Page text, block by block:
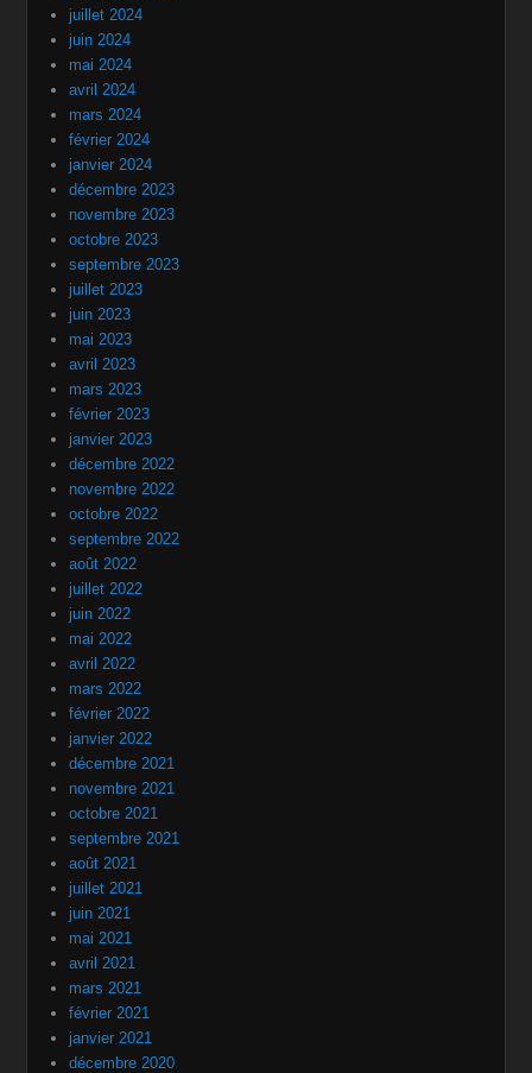
juillet 2024
juin 2024
mai 2024
avril 2024
mars 2024
février 2024
janvier 2024
décembre 2023
novembre 2023
octobre 2023
septembre 2023
juillet 2023
juin 2023
mai 2023
avril 2023
mars 2023
février 2023
janvier 2023
décembre 2022
novembre 2022
octobre 2022
septembre 2022
août 2022
juillet 2022
juin 2022
mai 2022
avril 2022
mars 2022
février 2022
janvier 2022
décembre 2021
novembre 2021
octobre 2021
septembre 2021
août 2021
juillet 2021
juin 2021
mai 2021
avril 2021
mars 2021
février 2021
janvier 2021
décembre 2020